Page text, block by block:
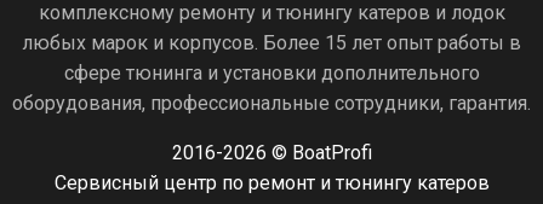
комплексному ремонту и тюнингу катеров и лодок
любых марок и корпусов. Более 15 лет опыт работы в
сфере тюнинга и установки дополнительного
оборудования, профессиональные сотрудники, гарантия.
2016-2026 © BoatProfi
Сервисный центр по ремонт и тюнингу катеров